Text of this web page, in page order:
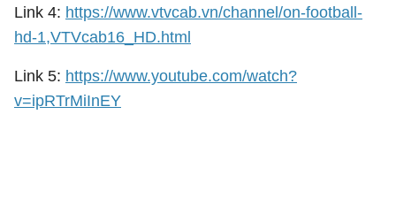
Link 4: https://www.vtvcab.vn/channel/on-football-
hd-1,VTVcab16_HD.html
Link 5: https://www.youtube.com/watch?
v=ipRTrMiInEY